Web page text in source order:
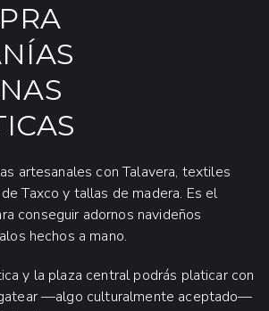
artesanales con Talavera, textiles
Taxco y tallas de madera. Es el
conseguir adornos navideños
hechos a mano.
y la plaza central podrás platicar con
—algo culturalmente aceptado—